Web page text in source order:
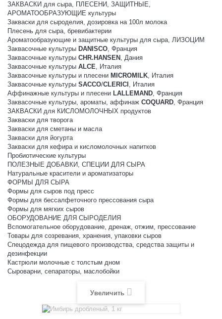
ЗАКВАСКИ для сыра, ПЛЕСЕНИ, ЗАЩИТНЫЕ,
АРОМАТООБРАЗУЮЩИЕ культуры
Закваски для сыроделия, дозировка на 100л молока
Плесень для сыра, бревибактерии
Ароматообразующие и защитные культуры для сыра, ЛИЗОЦИМ
Заквасочные культуры DANISCO, Франция
Заквасочные культуры CHR.HANSEN , Дания
Заквасочные культуры ALCE, Италия
Заквасочные культуры и плесени MICROMILK, Италия
Заквасочные культуры SACCO/CLERICI , Италия
Аффинажные культуры и плесени LALLEMAND, Франция
Заквасочные культуры, ароматы, аффинаж COQUARD, Франция
ЗАКВАСКИ для КИСЛОМОЛОЧНЫХ продуктов
Закваски для творога
Закваски для сметаны и масла
Закваски для йогурта
Закваски для кефира и кисломолочных напитков
Пробиотические культуры
ПОЛЕЗНЫЕ ДОБАВКИ, СПЕЦИИ ДЛЯ СЫРА
Натуральные красители и ароматизаторы
ФОРМЫ ДЛЯ СЫРА
Формы для сыров под пресс
Формы для бессалфеточного прессования сыра
Формы для мягких сыров
ОБОРУДОВАНИЕ ДЛЯ СЫРОДЕЛИЯ
Вспомогательное оборудование, дренаж, отжим, прессование
Товары для созревания, хранения, упаковки сыров
Спецодежда для пищевого производства, средства защиты и
дезинфекции
Кастрюли молочные с толстым дном
Сыроварни, сепараторы, маслобойки
Увеличить